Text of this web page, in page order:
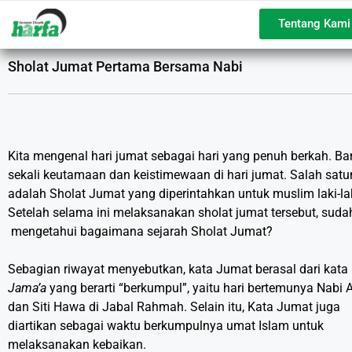
Tentang Kami
Sholat Jumat Pertama Bersama Nabi
Kita mengenal hari jumat sebagai hari yang penuh berkah.
sekali keutamaan dan keistimewaan di hari jumat. Salah
adalah Sholat Jumat yang diperintahkan untuk muslim laki-
Setelah selama ini melaksanakan sholat jumat tersebut,
mengetahui bagaimana sejarah Sholat Jumat?
Sebagian riwayat menyebutkan, kata Jumat berasal dari kata
Jama’a yang berarti “berkumpul”, yaitu hari bertemunya Nabi
dan Siti Hawa di Jabal Rahmah. Selain itu, Kata Jumat juga
diartikan sebagai waktu berkumpulnya umat Islam untuk
melaksanakan kebaikan.